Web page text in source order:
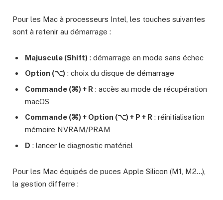
Pour les Mac à processeurs Intel, les touches suivantes
sont à retenir au démarrage :
Majuscule (Shift) : démarrage en mode sans échec
Option (⌥) : choix du disque de démarrage
Commande (⌘) + R : accès au mode de récupération
macOS
Commande (⌘) + Option (⌥) + P + R : réinitialisation
mémoire NVRAM/PRAM
D : lancer le diagnostic matériel
Pour les Mac équipés de puces Apple Silicon (M1, M2…),
la gestion differre :